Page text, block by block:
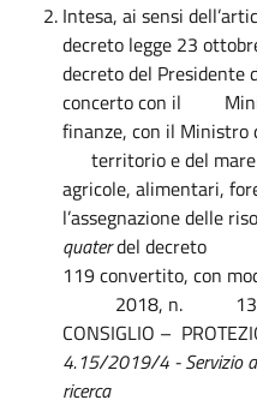
Intesa, ai sensi
decreto legge 23
decreto del Presidente
concerto con il
finanze, con il Ministro
territorio e del mare
agricole, alimentari,
l’assegnazione delle
quaterdel decreto
119 convertito, con
2018, n. 136.
CONSIGLIO –
4.15/2019/4 - Servizio
ricerca